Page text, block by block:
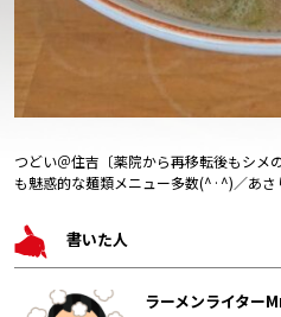
つどい＠住吉〔薬院から再移転後もシメ
も魅惑的な麺類メニュー多数(^·^)／あさ
書いた人
ラーメンライター